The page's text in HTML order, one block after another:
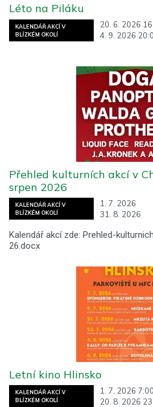
KALENDÁŘ AKCÍ V
BLÍZKÉM OKOLÍ
20. 6. 2026
4. 9. 2026
Léto na Piláku
KALENDÁŘ AKCÍ V
BLÍZKÉM OKOLÍ
1. 7. 2026
31. 8. 2026
Přehled kulturních akcí v
srpen 2026
Kalendář akcí zde: Prehled-
26.docx
KALENDÁŘ AKCÍ V
BLÍZKÉM OKOLÍ
1. 7. 2026 7:00
20. 8. 2026
Letní kino Hlinsko